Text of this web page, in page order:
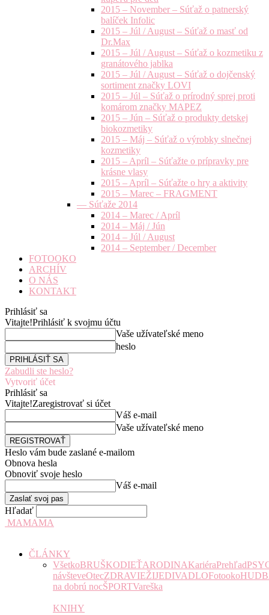
2015 – November – Súťaž o patnerský
balíček Infolic
2015 – Júl / August – Súťaž o masť od
Dr.Max
2015 – Júl / August – Súťaž o kozmetiku z
granátového jablka
2015 – Júl / August – Súťaž o dojčenský
sortiment značky LOVI
2015 – Júl – Súťaž o prírodný sprej proti
komárom značky MAPEZ
2015 – Jún – Súťaž o produkty detskej
biokozmetiky
2015 – Máj – Súťaž o výrobky slnečnej
kozmetiky
2015 – Apríl – Súťažte o prípravky pre
krásne vlasy
2015 – Apríl – Súťažte o hry a aktivity
2015 – Marec – FRAGMENT
— Súťaže 2014
2014 – Marec / Apríl
2014 – Máj / Jún
2014 – Júl / August
2014 – September / December
FOTOOKO
ARCHÍV
O NÁS
KONTAKT
Prihlásiť sa
Vitajte!Prihlásiť k svojmu účtu
Vaše užívateľské meno
heslo
Zabudli ste heslo?
Vytvoriť účet
Prihlásiť sa
Vitajte!Zaregistrovať si účet
Váš e-mail
Vaše užívateľské meno
Heslo vám bude zaslané e-mailom
Obnova hesla
Obnoviť svoje heslo
Váš e-mail
Hľadať
MAMAMA
ČLÁNKY
VšetkoBRUŠKODIEŤARODINAKariéraPrehľad
návšteveOtecZDRAVIEŽIJEDIVADLOFotooko
na dobrú nocŠPORTVareška
KNIHY